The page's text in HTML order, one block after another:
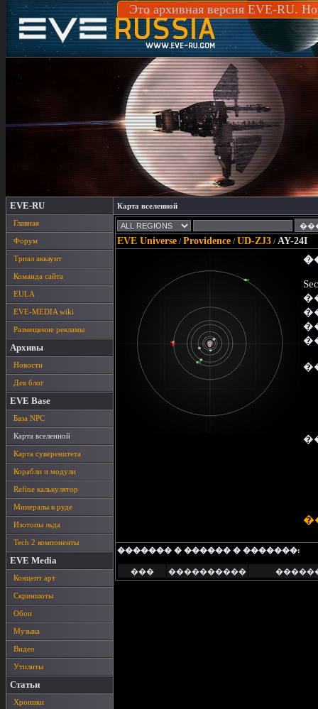
Это архивная версия EVE-RU.
EVE-RU
Главная
Форум
Триал аккаунт
Команда сайта
EULA
EVE-MEDIA wiki
Размещение рекламы
Архивы
Новости
Дев блог
EVE Base
База NPC
Карта вселенной
Карта суверенитета
Корабли и модули
Refine калькулятор
Минералы в руде
Изотопы льда
Tech 2 компоненты
EVE Media
Концепт арт
Скриншоты
Обои
Музыка
Видео
Утилиты
Статьи
Хроники
Карта вселенной
EVE Universe / Providence / UD-ZJ3 / AY-24I
������� � ������ � �������:
��� ����������